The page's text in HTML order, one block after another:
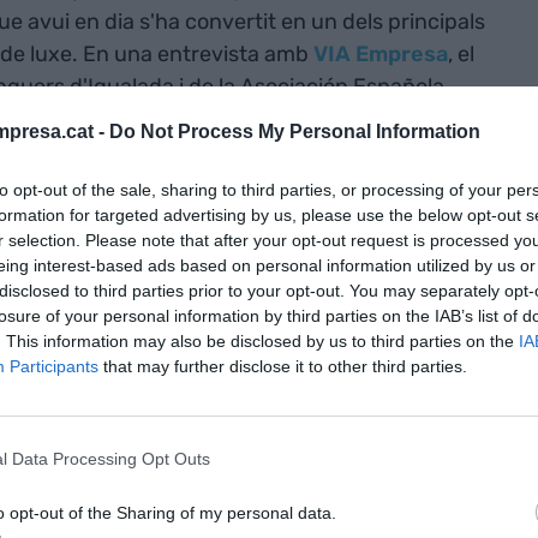
- Do Not Process My Personal Information
opt-out of the sale, sharing to third parties, or processing of your
for targeted advertising by us, please use the below opt-out
selection. Please note that after your opt-out request is processed
interest-based ads based on personal information utilized by us
to third parties prior to your opt-out. You may separately
of your personal information by third parties on the IAB’s list of
This information may also be disclosed by us to third parties on the
Participants that may further disclose it to other third parties.
Data Processing Opt Outs
opt-out of the Sharing of my personal data.
avui en dia s'ha convertit en un dels principals
luxe. En una entrevista amb VIA Empresa, el
d'Igualada i de la Asociación Española
model d'èxit de les 28 empreses que formen
fan servir la pell d'Igualada per als seus
igualadins es proposen anar cada
se cada temporada a les noves
de fer sola de sabata a fer pell per a
com a centre de fabricació de pell per a sola.
produïa a Espanya es feia amb sola fabricada